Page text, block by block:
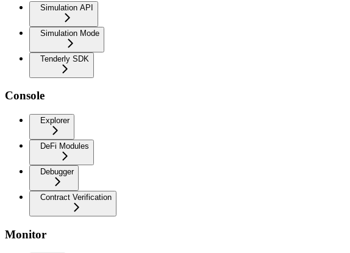
Simulation API
Simulation Mode
Tenderly SDK
Console
Explorer
DeFi Modules
Debugger
Contract Verification
Monitor